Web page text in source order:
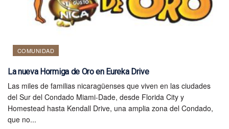
COMUNIDAD
La nueva Hormiga de Oro en Eureka Drive
Las miles de familias nicaragüenses que viven en las ciudades
del Sur del Condado Miami-Dade, desde Florida City y
Homestead hasta Kendall Drive, una amplia zona del Condado,
que no...